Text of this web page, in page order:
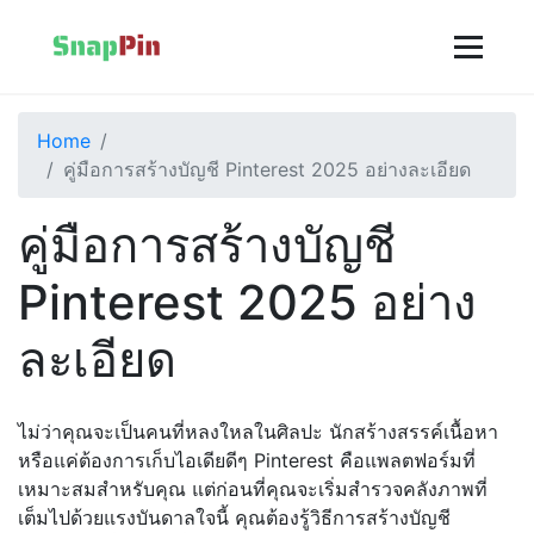
Home
คู่มือการสร้างบัญชี Pinterest 2025 อย่างละเอียด
คู่มือการสร้างบัญชี
Pinterest 2025 อย่าง
ละเอียด
ไม่ว่าคุณจะเป็นคนที่หลงใหลในศิลปะ นักสร้างสรรค์เนื้อหา
หรือแค่ต้องการเก็บไอเดียดีๆ Pinterest คือแพลตฟอร์มที่
เหมาะสมสำหรับคุณ แต่ก่อนที่คุณจะเริ่มสำรวจคลังภาพที่
เต็มไปด้วยแรงบันดาลใจนี้ คุณต้องรู้วิธีการสร้างบัญชี